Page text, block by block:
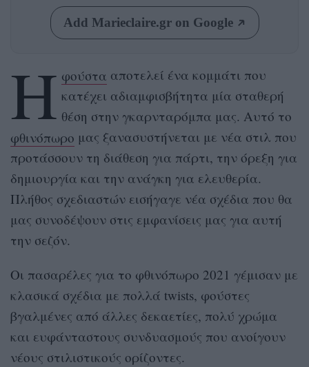
Add Marieclaire.gr on Google
Η φούστα αποτελεί ένα κομμάτι που
κατέχει αδιαμφισβήτητα μία σταθερή
θέση στην γκαρνταρόμπα μας. Αυτό το
φθινόπωρο μας ξανασυστήνεται με νέα στιλ που
προτάσσουν τη διάθεση για πάρτι, την όρεξη για
δημιουργία και την ανάγκη για ελευθερία.
Πλήθος σχεδιαστών εισήγαγε νέα σχέδια που θα
μας συνοδέψουν στις εμφανίσεις μας για αυτή
την σεζόν.
Οι πασαρέλες για το φθινόπωρο 2021 γέμισαν με
κλασικά σχέδια με πολλά twists, φούστες
βγαλμένες από άλλες δεκαετίες, πολύ χρώμα
και ευφάνταστους συνδυασμούς που ανοίγουν
νέους στιλιστικούς ορίζοντες.